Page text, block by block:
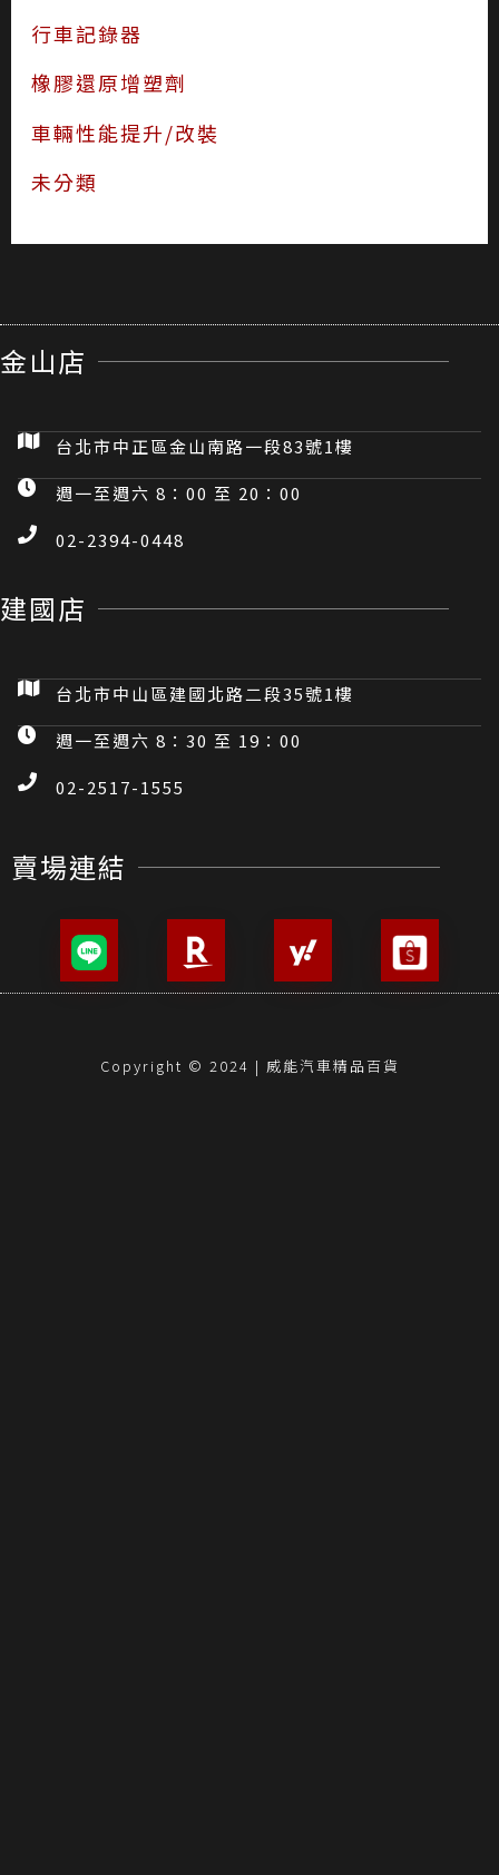
行車記錄器
橡膠還原增塑劑
車輛性能提升/改裝
未分類
金山店
台北市中正區金山南路一段83號1樓
週一至週六 8：00 至 20：00
02-2394-0448
建國店
台北市中山區建國北路二段35號1樓
週一至週六 8：30 至 19：00
02-2517-1555
賣場連結
Copyright © 2024 | 威能汽車精品百貨